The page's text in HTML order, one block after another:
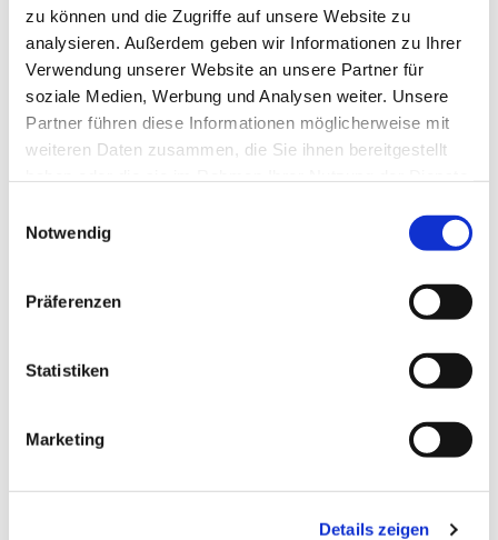
zu können und die Zugriffe auf unsere Website zu
analysieren. Außerdem geben wir Informationen zu Ihrer
Verwendung unserer Website an unsere Partner für
soziale Medien, Werbung und Analysen weiter. Unsere
Partner führen diese Informationen möglicherweise mit
weiteren Daten zusammen, die Sie ihnen bereitgestellt
Notwendig
Präferenzen
Statistiken
Marketing
Details zeigen
Online Spende
Adresse